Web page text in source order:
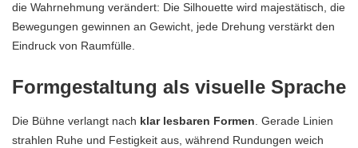
die Wahrnehmung verändert: Die Silhouette wird majestätisch, die
Bewegungen gewinnen an Gewicht, jede Drehung verstärkt den
Eindruck von Raumfülle.
Formgestaltung als visuelle Sprache
Die Bühne verlangt nach klar lesbaren Formen. Gerade Linien
strahlen Ruhe und Festigkeit aus, während Rundungen weich